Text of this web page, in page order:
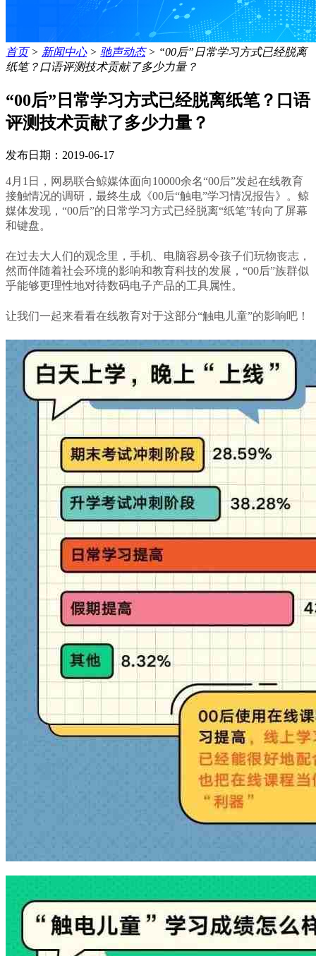
首页> 新闻中心> 驰声动态> “00后”日常学习方式已经脱离
纸笔？口语评测技术贡献了多少力量？
“00后”日常学习方式已经脱离纸笔？口语
评测技术贡献了多少力量？
发布日期：2019-06-17
4月1日，网易联合鲸媒体面向10000余名“00后”发起在线教育
接触情况的调研，最终生成《00后“触电”学习情况报告》。鲸
媒体发现，“00后”的日常学习方式已经脱离“纸笔”转向了屏幕
和键盘。
在过去大人们的观念里，手机、电脑容易令孩子们玩物丧志，
然而伴随着社会环境的影响和教育科技的发展，“00后”族群似
乎能够更理性地对待数码电子产品的工具属性。
让我们一起来看看在线教育对于这部分“触电儿童”的影响吧！